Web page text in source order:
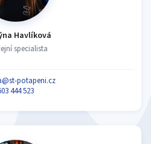
Havlíková
specialista
potapeni.cz
444 523